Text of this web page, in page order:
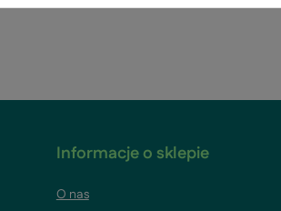
Informacje o sklepie
O nas